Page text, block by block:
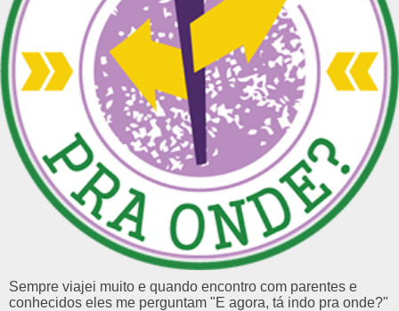
Sempre viajei muito e quando encontro com parentes e
conhecidos eles me perguntam "E agora, tá indo pra onde?"